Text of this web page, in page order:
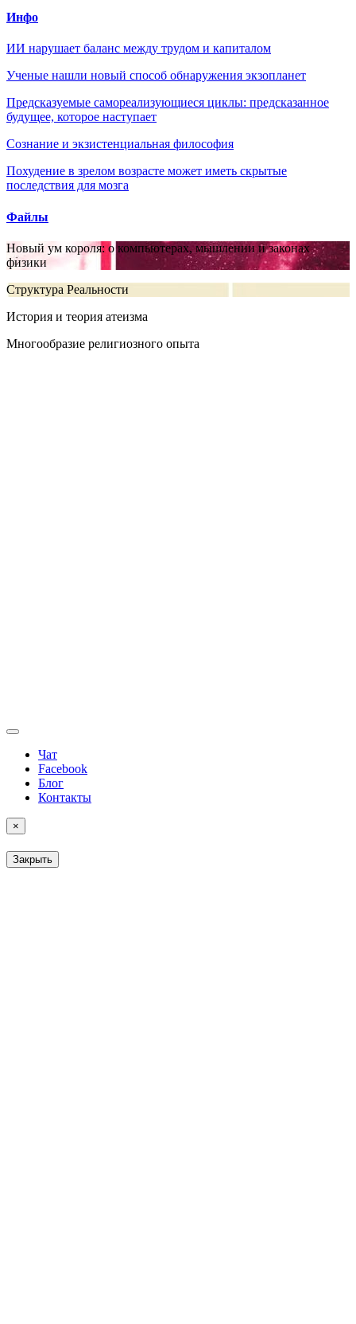
Инфо
ИИ нарушает баланс между трудом и капиталом
Ученые нашли новый способ обнаружения экзопланет
Предсказуемые самореализующиеся циклы: предсказанное
будущее, которое наступает
Сознание и экзистенциальная философия
Похудение в зрелом возрасте может иметь скрытые
последствия для мозга
Файлы
Новый ум короля: о компьютерах, мышлении и законах
физики
Структура Реальности
История и теория атеизма
Многообразие религиозного опыта
Чат
Facebook
Блог
Контакты
×
Закрыть